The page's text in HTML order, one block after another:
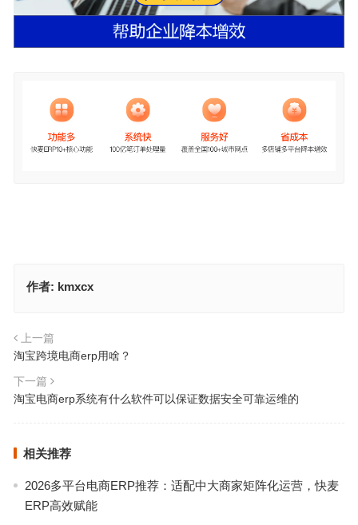
作者: kmxcx
上一篇
淘宝跨境电商erp用啥？
下一篇
淘宝电商erp系统有什么软件可以保证数据安全可靠运维的
相关推荐
2026多平台电商ERP推荐：适配中大商家矩阵化运营，快麦
ERP高效赋能